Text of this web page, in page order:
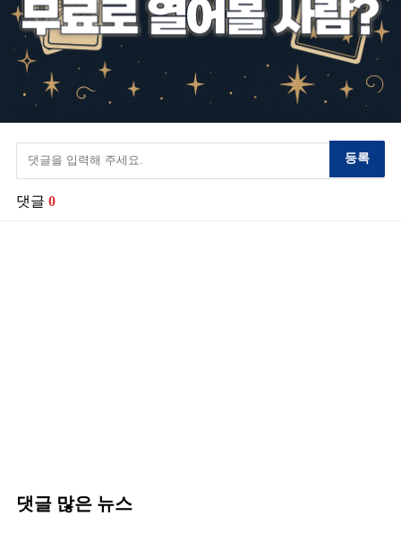
등록
댓글 0
댓글 많은 뉴스